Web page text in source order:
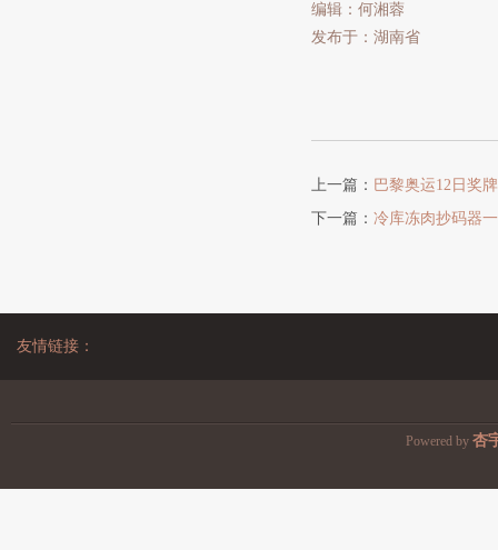
编辑：何湘蓉
发布于：湖南省
上一篇： 巴黎奥运12日奖
下一篇： 冷库冻肉抄码器
友情链接：
Powered by 杏